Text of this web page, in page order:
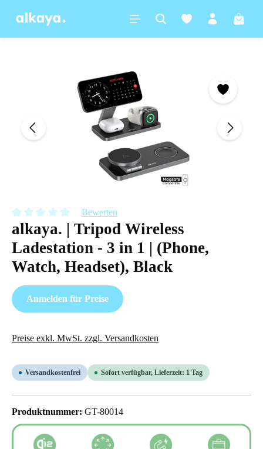
springen
Durchschnittliche Bewertung von 0 von 5 Sternen
Bewerten
alkaya. | Tripod Wireless
Ladestation - 3 in 1 | (Phone,
Watch, Headset), Black
Anmelden für Preise
Preise exkl. MwSt. zzgl. Versandkosten
Versandkostenfrei Sofort verfügbar, Lieferzeit: 1 Tag
Produktnummer: GT-80014